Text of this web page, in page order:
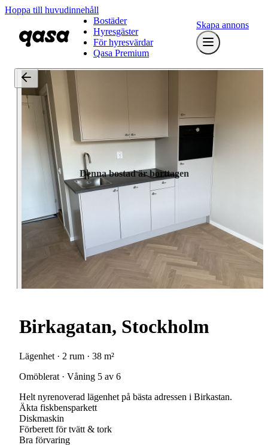
Hoppa till huvudinnehåll
Bostäder
Hyresgäster
För hyresvärdar
Qasa Premium
Skapa annons
Denna bostad är borttagen
Birkagatan, Stockholm
Lägenhet · 2 rum · 38 m²
Omöblerat · Våning 5 av 6
Helt nyrenoverad lägenhet på bästa adressen i Birkastan.
Äkta fiskbensparkett
Diskmaskin
Förberett för tvätt & tork
Bra förvaring